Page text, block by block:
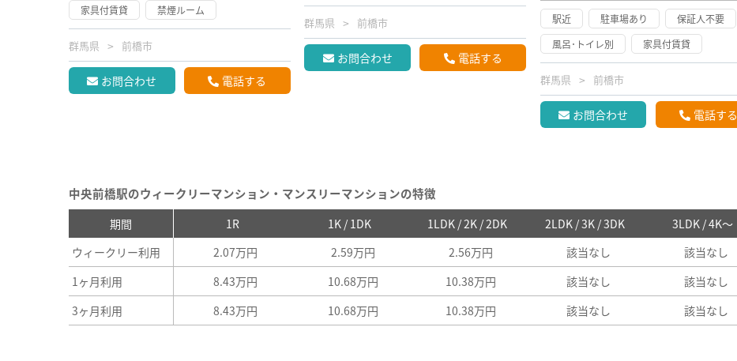
家具付賃貸
禁煙ルーム
群馬県 前橋市
お問合わせ 電話する
群馬県 前橋市
お問合わせ 電話する
駅近
駐車場あり
保証人不要
風呂･トイレ別
家具付賃貸
群馬県 前橋市
お問合わせ 電話する
中央前橋駅のウィークリーマンション・マンスリーマンションの特徴
期間 1R 1K / 1DK 1LDK / 2K / 2DK 2LDK / 3K / 3DK
3LDK / 4K～
ウィークリー利用
2.07万円 2.59万円 2.56万円 該当なし
該当なし
1ヶ月利用
8.43万円 10.68万円 10.38万円 該当なし
該当なし
3ヶ月利用
8.43万円 10.68万円 10.38万円 該当なし 該当なし